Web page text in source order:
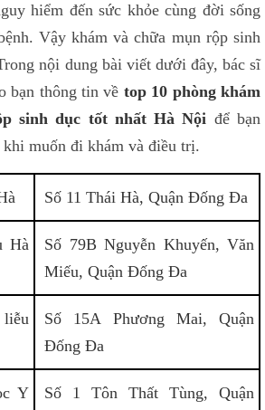
hiểm đến sức khỏe cùng đời sống
Vậy khám và chữa mụn rộp sinh
nội dung bài viết dưới đây, bác sĩ
bạn thông tin về top 10 phòng khám
sinh dục tốt nhất Hà Nội để bạn
muốn đi khám và điều trị.
Số 11 Thái Hà, Quận Đống Đa
Hà
Số 79B Nguyễn Khuyến, Văn
Miếu, Quận Đống Đa
Số 15A Phương Mai, Quận
Đống Đa
Y
Số 1 Tôn Thất Tùng, Quận